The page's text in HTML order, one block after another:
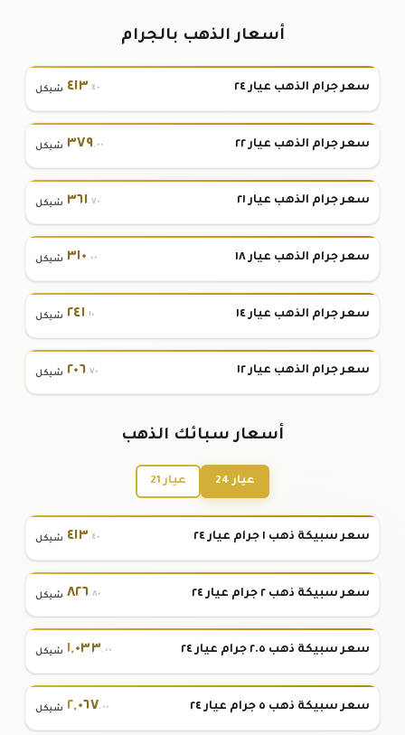
أسعار الذهب بالجرام
سعر جرام الذهب عيار ٢٤ ٤١٣.٤٠ شيكل
سعر جرام الذهب عيار ٢٢ ٣٧٩.٠٠ شيكل
سعر جرام الذهب عيار ٢١ ٣٦١.٧٠ شيكل
سعر جرام الذهب عيار ١٨ ٣١٠.٠٠ شيكل
سعر جرام الذهب عيار ١٤ ٢٤١.١٠ شيكل
سعر جرام الذهب عيار ١٢ ٢٠٦.٧٠ شيكل
أسعار سبائك الذهب
عيار 24 عيار 21
سعر سبيكة ذهب ١ جرام عيار ٢٤ ٤١٣.٤٠ شيكل
سعر سبيكة ذهب ٢ جرام عيار ٢٤ ٨٢٦.٨٠ شيكل
سعر سبيكة ذهب ٢.٥ جرام عيار ٢٤ ١,٠٣٣.٠٠ شيكل
سعر سبيكة ذهب ٥ جرام عيار ٢٤ ٢,٠٦٧.٠٠ شيكل